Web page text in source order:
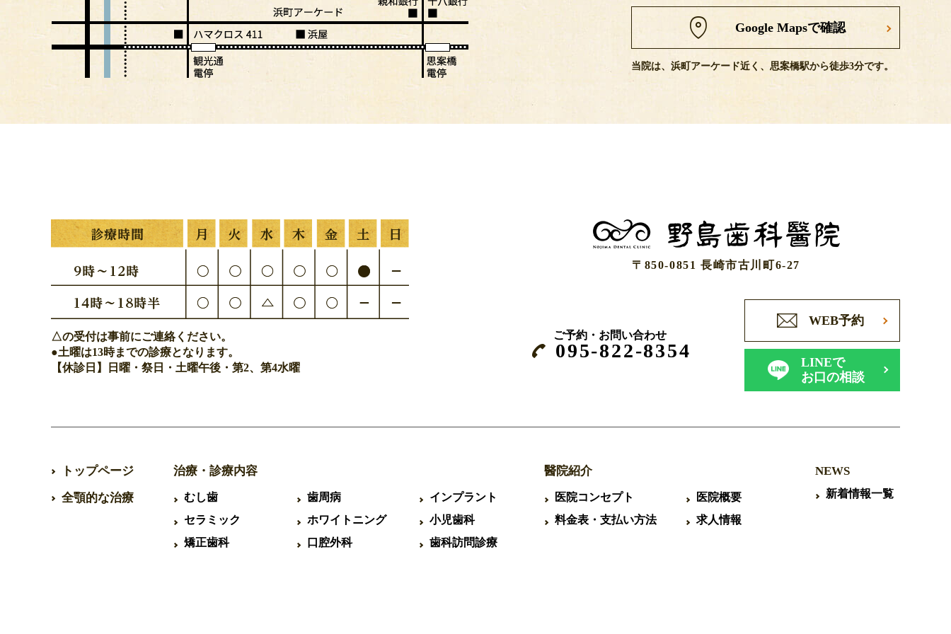
Google Mapsで確認
当院は、浜町アーケード近く、思案橋駅から徒歩3分です。
△の受付は事前にご連絡ください。
●土曜は13時までの診療となります。
【休診日】日曜・祭日・土曜午後・第2、第4水曜
〒850-0851 長崎市古川町6-27
ご予約・お問い合わせ
095-822-8354
WEB予約
LINEで
お口の相談
トップページ
全顎的な治療
治療・診療内容
むし歯 歯周病
インプラント
セラミック
ホワイトニング
小児歯科
矯正歯科
口腔外科 歯科訪問診療
醫院紹介
医院コンセプト
医院概要
料金表・支払い方法
求人情報
NEWS
新着情報一覧